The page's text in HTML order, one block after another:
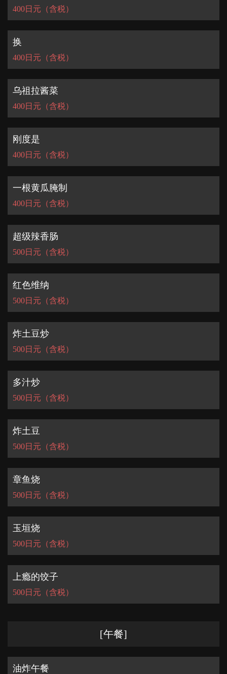
400日元（含税）
换
400日元（含税）
乌祖拉酱菜
400日元（含税）
刚度是
400日元（含税）
一根黄瓜腌制
400日元（含税）
超级辣香肠
500日元（含税）
红色维纳
500日元（含税）
炸土豆炒
500日元（含税）
多汁炒
500日元（含税）
炸土豆
500日元（含税）
章鱼烧
500日元（含税）
玉垣烧
500日元（含税）
上瘾的饺子
500日元（含税）
[午餐]
油炸午餐
この店舗情報をシェアする
千葉県市川市市川１-２-５ オッセイビル２階
https://akr8213898010.owst.jp/takeouts